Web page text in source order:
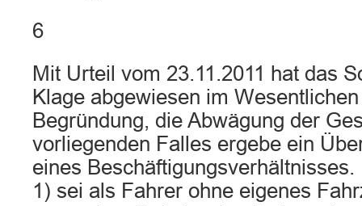
6
Mit Urteil vom 23.11.2011 hat das
Klage abgewiesen im
Begründung, die Abwägung der
vorliegenden Falles ergebe ein
eines
1) sei als Fahrer ohne eigenes